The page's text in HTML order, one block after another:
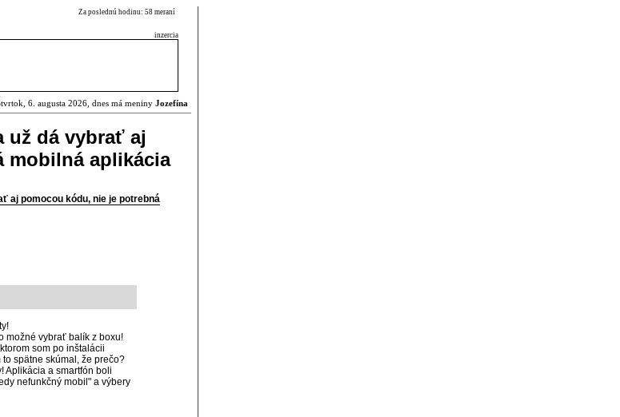
Za poslednú hodinu: 58 meraní
inzercia
6. augusta 2026, dnes má meniny Jozefína
už dá vybrať aj
mobilná aplikácia
aj pomocou kódu, nie je potrebná
možné vybrať balík z boxu!
som po inštalácii
spätne skúmal, že prečo?
Aplikácia a smartfón boli
nefunkčný mobil" a výbery